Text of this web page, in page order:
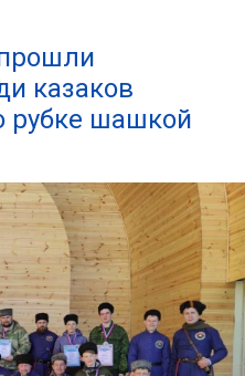
казаков
рубке шашкой